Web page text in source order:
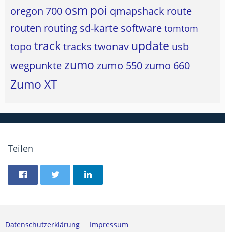
oregon 700 osm poi qmapshack route
routen routing sd-karte software tomtom
topo tracktracks twonav update usb
wegpunkte zumo zumo 550zumo 660
Zumo XT
Teilen
Datenschutzerklärung Impressum